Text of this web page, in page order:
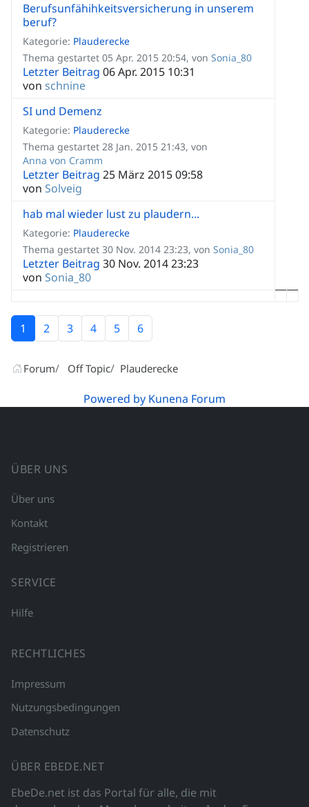
Berufsunfähihkeitsversicherung in unserem
beruf?
Kategorie: Plauderecke
Thema gestartet 05 Apr. 2015 20:54, von Sonia_80
Letzter Beitrag 06 Apr. 2015 10:31
von schnine
SI und Demenz
Kategorie: Plauderecke
Thema gestartet 28 Jan. 2015 21:43, von
Anna von Cramm
Letzter Beitrag 25 März 2015 09:58
von Solveig
hab mal wieder lust zu plaudern...
Kategorie: Plauderecke
Thema gestartet 30 Nov. 2014 23:23, von Sonia_80
Letzter Beitrag 30 Nov. 2014 23:23
von Sonia_80
1 2 3 4 5 6
Forum Off Topic Plauderecke
Powered by Kunena Forum
ÜBER UNS
Über uns
Kontakt
Registrieren
SERVICE
Hilfe
RECHTLICHES
Impressum
Nutzungsbedingungen
Datenschutz
ÜBER EBEDE.NET
EbeDe.net ist das Portal für alle, die mit